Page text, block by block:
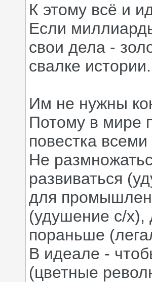
К этому всё и
Если
свои дела -
свалке истории.
Им не нужны
Потому в мире
повестка
Не
развиваться
для
(удушение с/х),
пораньше
В идеале -
(цветные